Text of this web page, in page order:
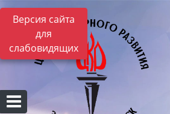
Версия сайта
для
слабовидящих